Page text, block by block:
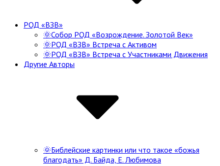
РОД «ВЗВ»
🌞Собор РОД «Возрождение. Золотой Век»
🌞РОД «ВЗВ» Встреча с Активом
🌞РОД «ВЗВ» Встреча с Участниками Движения
Другие Авторы
🌞Библейские картинки или что такое «божья
благодать» Д. Байда, Е. Любимова